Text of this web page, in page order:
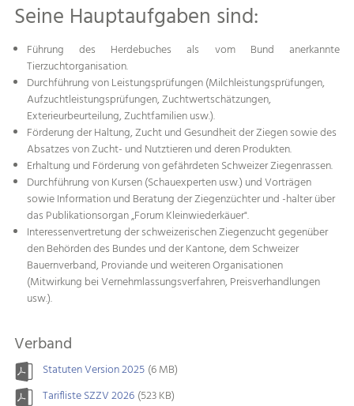
Seine Hauptaufgaben sind:
Führung des Herdebuches als vom Bund anerkannte
Tierzuchtorganisation.
Durchführung von Leistungsprüfungen (Milchleistungsprüfungen,
Aufzuchtleistungsprüfungen, Zuchtwertschätzungen,
Exterieurbeurteilung, Zuchtfamilien usw.).
Förderung der Haltung, Zucht und Gesundheit der Ziegen sowie des
Absatzes von Zucht- und Nutztieren und deren Produkten.
Erhaltung und Förderung von gefährdeten Schweizer Ziegenrassen.
Durchführung von Kursen (Schauexperten usw.) und Vorträgen
sowie Information und Beratung der Ziegenzüchter und -halter über
das Publikationsorgan „Forum Kleinwiederkäuer".
Interessenvertretung der schweizerischen Ziegenzucht gegenüber
den Behörden des Bun­des und der Kantone, dem Schweizer
Bauernverband, Proviande und weiteren Organisationen
(Mitwirkung bei Vernehmlassungsverfahren, Preisverhandlungen
usw.).
Verband
Statuten Version 2025 (6 MB)
Tarifliste SZZV 2026 (523 KB)